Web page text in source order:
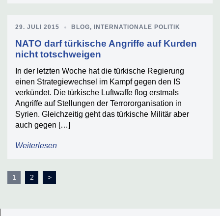
29. JULI 2015 BLOG, INTERNATIONALE POLITIK
NATO darf türkische Angriffe auf Kurden
nicht totschweigen
In der letzten Woche hat die türkische Regierung
einen Strategiewechsel im Kampf gegen den IS
verkündet. Die türkische Luftwaffe flog erstmals
Angriffe auf Stellungen der Terrororganisation in
Syrien. Gleichzeitig geht das türkische Militär aber
auch gegen […]
Weiterlesen
Seitennummerierung
1 2 >